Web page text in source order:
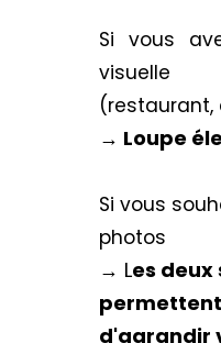
Si vous
visuelle
(restaurant,
→ Loupe
Si vous
photos
→ Les deux
d'agrandir